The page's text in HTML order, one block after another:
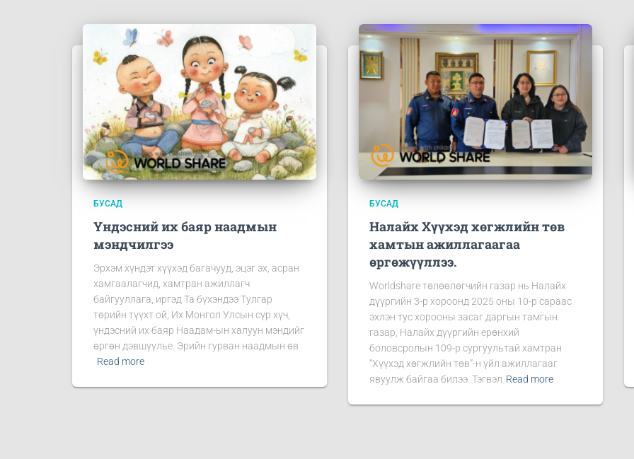
БУСАД
Үндэсний их баяр наадмын
мэндчилгээ
Эрхэм хүндэт хүүхэд багачууд, эцэг эх, асран
хамгаалагчид, хамтран ажиллагч
байгууллага, иргэд Та бүхэндээ Тулгар
төрийн түүхт ой, Их Монгол Улсын сүр хүч,
үндэсний их баяр Наадам-ын халуун мэндийг
өргөн дэвшүүлье. Эрийн гурван наадмын өв
Read more
БУСАД
Налайх Хүүхэд хөгжлийн төв
хамтын ажиллагаагаа
өргөжүүллээ.
Worldshare төлөөлөгчийн газар нь Налайх
дүүргийн 3-р хороонд 2025 оны 10-р сараас
эхлэн тус хорооны засаг даргын тамгын
газар, Налайх дүүргийн ерөнхий
боловсролын 109-р сургуультай хамтран
“Хүүхэд хөгжлийн төв”-н үйл ажиллагааг
явуулж байгаа билээ. Тэгвэл Read more